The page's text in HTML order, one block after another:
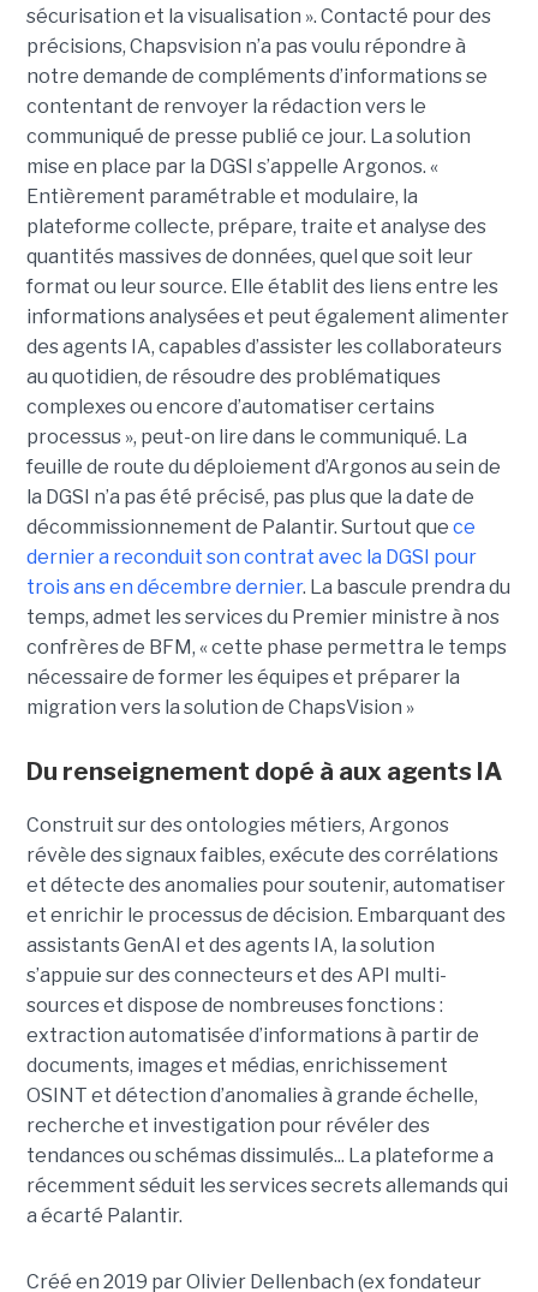
sécurisation et la visualisation ». Contacté pour des
précisions, Chapsvision n’a pas voulu répondre à
notre demande de compléments d’informations se
contentant de renvoyer la rédaction vers le
communiqué de presse publié ce jour. La solution
mise en place par la DGSI s’appelle Argonos. «
Entièrement paramétrable et modulaire, la
plateforme collecte, prépare, traite et analyse des
quantités massives de données, quel que soit leur
format ou leur source. Elle établit des liens entre les
informations analysées et peut également alimenter
des agents IA, capables d’assister les collaborateurs
au quotidien, de résoudre des problématiques
complexes ou encore d’automatiser certains
processus », peut-on lire dans le communiqué. La
feuille de route du déploiement d’Argonos au sein de
la DGSI n’a pas été précisé, pas plus que la date de
décommissionnement de Palantir. Surtout que ce
dernier a reconduit son contrat avec la DGSI pour
trois ans en décembre dernier. La bascule prendra du
temps, admet les services du Premier ministre à nos
confrères de BFM, « cette phase permettra le temps
nécessaire de former les équipes et préparer la
migration vers la solution de ChapsVision »
Du renseignement dopé à aux agents IA
Construit sur des ontologies métiers, Argonos
révèle des signaux faibles, exécute des corrélations
et détecte des anomalies pour soutenir, automatiser
et enrichir le processus de décision. Embarquant des
assistants GenAI et des agents IA, la solution
s’appuie sur des connecteurs et des API multi-
sources et dispose de nombreuses fonctions :
extraction automatisée d’informations à partir de
documents, images et médias, enrichissement
OSINT et détection d’anomalies à grande échelle,
recherche et investigation pour révéler des
tendances ou schémas dissimulés... La plateforme a
récemment séduit les services secrets allemands qui
a écarté Palantir.
Créé en 2019 par Olivier Dellenbach (ex fondateur